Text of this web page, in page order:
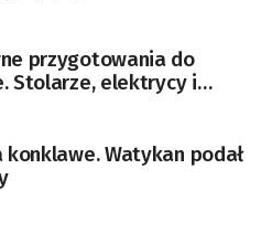
przygotowania do
Stolarze, elektrycy i
Watykan podał